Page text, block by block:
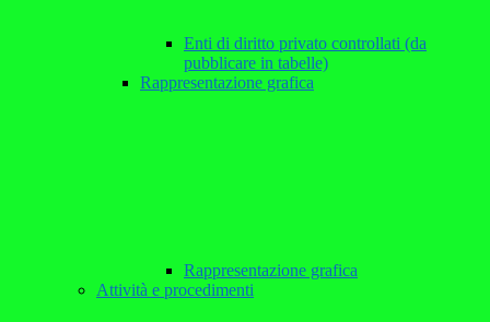
Enti di diritto privato controllati (da
pubblicare in tabelle)
Rappresentazione grafica
Rappresentazione grafica
Attività e procedimenti